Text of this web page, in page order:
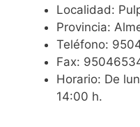
Localidad:
Provincia:
Teléfono:
Fax:
Horario: De
14:00 h.